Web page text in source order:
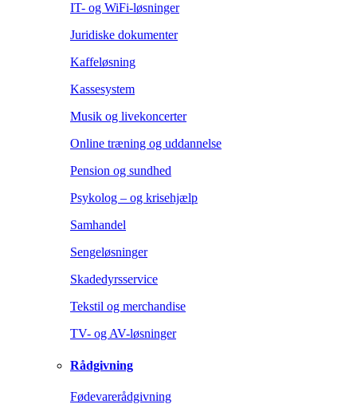
IT- og WiFi-løsninger
Juridiske dokumenter
Kaffeløsning
Kassesystem
Musik og livekoncerter
Online træning og uddannelse
Pension og sundhed
Psykolog – og krisehjælp
Samhandel
Sengeløsninger
Skadedyrsservice
Tekstil og merchandise
TV- og AV-løsninger
Rådgivning
Fødevarerådgivning